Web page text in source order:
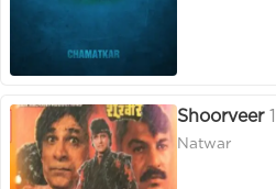
Shoorveer
Natwar